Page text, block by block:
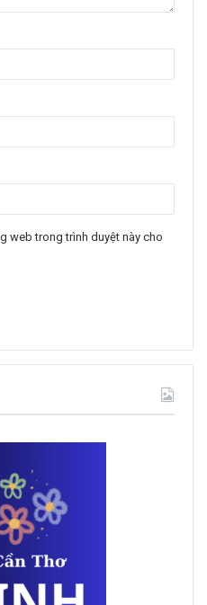
web trong trình duyệt này cho